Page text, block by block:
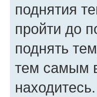
поднятия
пройти до
поднять
тем самым
находитесь.